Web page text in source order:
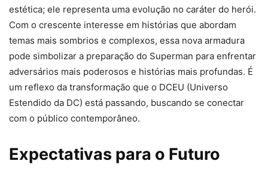
estética; ele representa uma evolução no caráter do herói.
Com o crescente interesse em histórias que abordam
temas mais sombrios e complexos, essa nova armadura
pode simbolizar a preparação do Superman para enfrentar
adversários mais poderosos e histórias mais profundas. É
um reflexo da transformação que o DCEU (Universo
Estendido da DC) está passando, buscando se conectar
com o público contemporâneo.
Expectativas para o Futuro